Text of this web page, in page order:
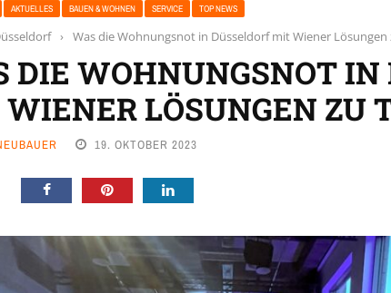
AKTUELLES BAUEN & WOHNEN SERVICE TOP NEWS
› Was die Wohnungsnot in Düsseldorf mit Wiener
DIE WOHNUNGSNOT IN
LÖSUNGEN ZU
19. OKTOBER 2023